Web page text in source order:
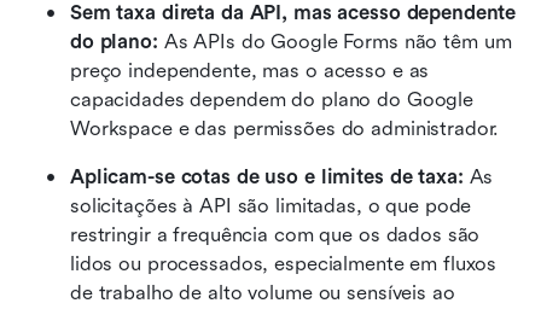
Sem taxa direta da API, mas acesso dependente
do plano: As APIs do Google Forms não têm um
preço independente, mas o acesso e as
capacidades dependem do plano do Google
Workspace e das permissões do administrador.
Aplicam-se cotas de uso e limites de taxa: As
solicitações à API são limitadas, o que pode
restringir a frequência com que os dados são
lidos ou processados, especialmente em fluxos
de trabalho de alto volume ou sensíveis ao